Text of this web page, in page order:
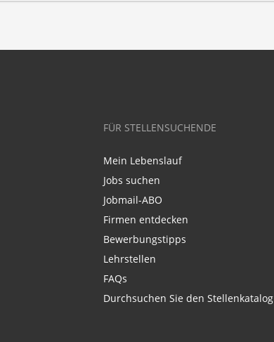
FÜR STELLENSUCHENDE
Mein Lebenslauf
Jobs suchen
Jobmail-ABO
Firmen entdecken
Bewerbungstipps
Lehrstellen
FAQs
Durchsuchen Sie den Stellenkatalog